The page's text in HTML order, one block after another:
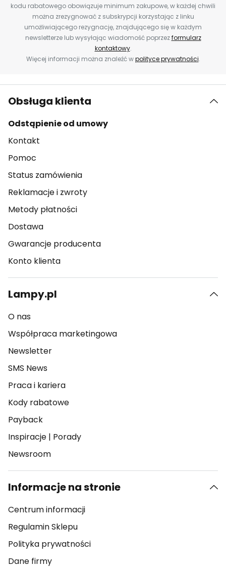
kodu rabatowego obowiązuje minimum zakupowe, w każdej chwili
można zrezygnować z subskrypcji korzystając z linku
umożliwiającego rezygnację, znajdującego się w każdym
newsletterze lub wysyłając wiadomość poprzezformularz
kontaktowy.
Więcej informacji można znaleźć wpolityce prywatności.
Obsługa klienta
Odstąpienie od umowy
Kontakt
Pomoc
Status zamówienia
Reklamacje i zwroty
Metody płatności
Dostawa
Gwarancje producenta
Konto klienta
Lampy.pl
O nas
Współpraca marketingowa
Newsletter
SMS News
Praca i kariera
Kody rabatowe
Payback
Inspiracje | Porady
Newsroom
Informacje na stronie
Centrum informacji
Regulamin Sklepu
Polityka prywatności
Dane firmy